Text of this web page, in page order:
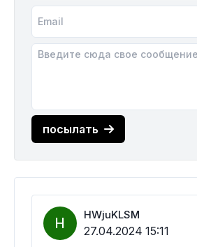
посылать
H HWjuKLSM
27.04.2024 15:11